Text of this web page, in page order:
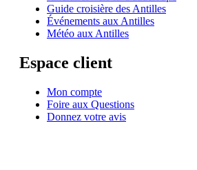
Guide croisière des Antilles
Événements aux Antilles
Météo aux Antilles
Espace client
Mon compte
Foire aux Questions
Donnez votre avis